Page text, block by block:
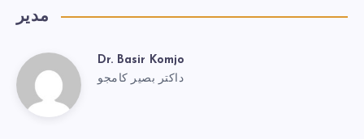
مدیر
Dr. Basir Komjo
داکتر بصیر کامجو